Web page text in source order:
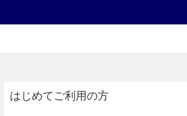
はじめてご利用の方